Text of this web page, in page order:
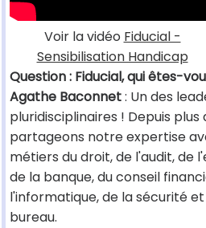
Voir la vidéo Fiducial -
Sensibilisation Handicap
Question : Fiducial, qui êtes-
Agathe Baconnet: Un des
pluridisciplinaires ! Depuis plus
partageons notre expertise
métiers du droit, de l'audit, de
de la banque, du conseil
l'informatique, de la sécurité
bureau.